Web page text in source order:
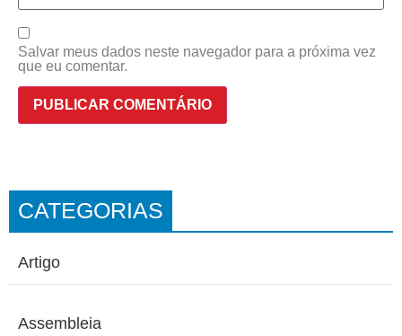
Salvar meus dados neste navegador para a próxima vez
que eu comentar.
CATEGORIAS
Artigo
Assembleia